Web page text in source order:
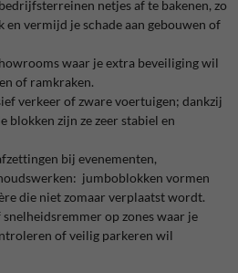
netjes af te bakenen, zo
en vermijd je schade aan gebouwen of
waar je extra beveiliging wil
of ramkraken.
verkeer of zware voertuigen; dankzij
blokken zijn ze zeer stabiel en
bij evenementen,
jumboblokken vormen
die niet zomaar verplaatst wordt.
op zones waar je
of veilig parkeren wil